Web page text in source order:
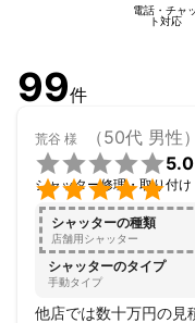
電話・チャ
ト対応
99件
荒谷 様 （50代 男性）


5.0
シャッター修理・取り付け
シャッターの種類
店舗用シャッター
シャッターのタイプ
手動タイプ
他店では数十万円の見